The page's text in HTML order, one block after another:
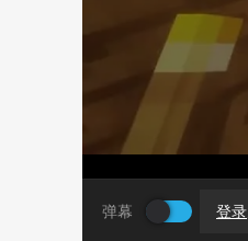
弹幕 登录